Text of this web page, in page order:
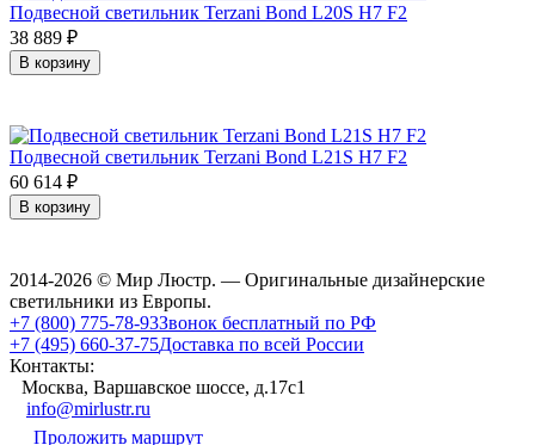
Подвесной светильник Terzani Bond L20S H7 F2
38 889 ₽
В корзину
Подвесной светильник Terzani Bond L21S H7 F2
60 614 ₽
В корзину
2014-2026 © Мир Люстр. — Оригинальные дизайнерские
светильники из Европы.
+7 (800) 775-78-93Звонок бесплатный по РФ
+7 (495) 660-37-75Доставка по всей России
Контакты:
Москва, Варшавское шоссе, д.17c1
info@mirlustr.ru
Проложить маршрут